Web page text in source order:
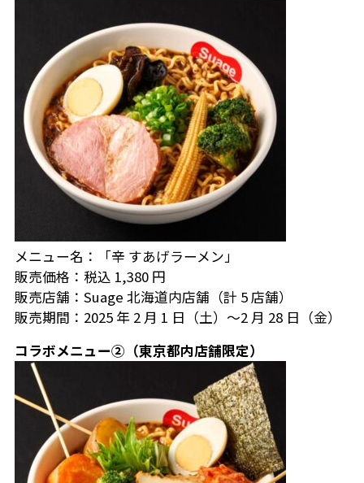
メニュー名：「辛 すあげラーメン」
販売価格：税込 1,380 円
販売店舗：Suage 北海道内店舗（計 5 店舗）
販売期間：2025 年 2 月 1 日（土）～2 月 28 日（金）
コラボメニュー②（東京都内店舗限定）